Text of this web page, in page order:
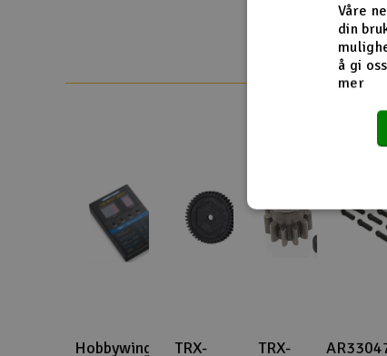
Verktøy, utstyr & tilbehør
Hobbywing
TRX-
TRX-
Våre
din
å gi
mer